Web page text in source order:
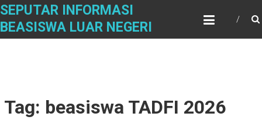
Skip
content
SEPUTAR INFORMASI
BEASISWA LUAR NEGERI
Tag: beasiswa TADFI 2026